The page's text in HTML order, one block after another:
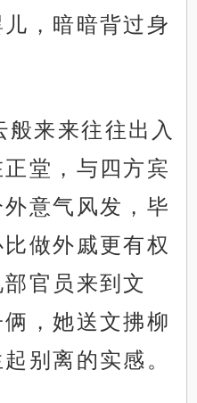
，暗暗背过身
来来往往出入
堂，与四方宾
意气风发，毕
做外戚更有权
官员来到文
，她送文拂柳
别离的实感。